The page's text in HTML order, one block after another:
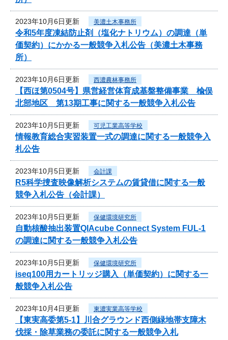
2023年10月6日更新 美濃土木事務所
令和5年度凍結防止剤（塩化ナトリウム）の調達（単
価契約）にかかる一般競争入札公告（美濃土木事務
所）
2023年10月6日更新 西濃農林事務所
【西ほ第0504号】県営経営体育成基盤整備事業 楡俣
北部地区 第13期工事に関する一般競争入札公告
2023年10月5日更新 可児工業高等学校
情報教育総合実習装置一式の調達に関する一般競争入
札公告
2023年10月5日更新 会計課
R5科学捜査映像解析システムの賃貸借に関する一般
競争入札公告（会計課）
2023年10月5日更新 保健環境研究所
自動核酸抽出装置QIAcube Connect System FUL-1
の調達に関する一般競争入札公告
2023年10月5日更新 保健環境研究所
iseq100用カートリッジ購入（単価契約）に関する一
般競争入札公告
2023年10月4日更新 東濃実業高等学校
【東実高委第5-1】川合グラウンド西側緑地帯支障木
伐採・除草業務の委託に関する一般競争入札